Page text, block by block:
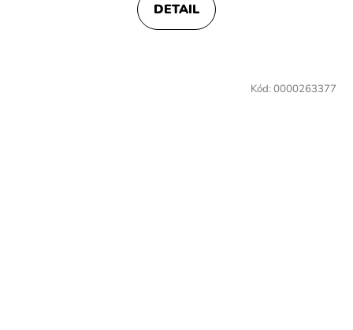
DETAIL
Kód: 0000263377